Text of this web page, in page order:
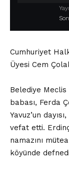
Cumhuriyet
Üyesi Cem
Belediye Meclis
babası, Ferda
Yavuz’un
vefat etti.
namazını
köyünde